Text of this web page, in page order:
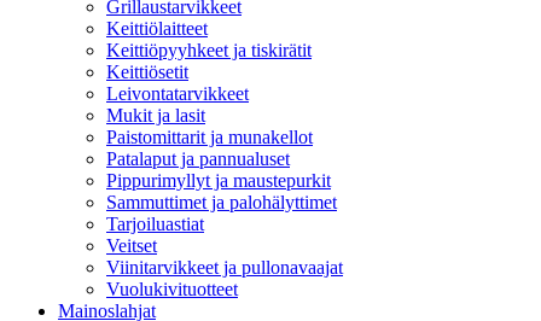
Grillaustarvikkeet
Keittiölaitteet
Keittiöpyyhkeet ja tiskirätit
Keittiösetit
Leivontatarvikkeet
Mukit ja lasit
Paistomittarit ja munakellot
Patalaput ja pannualuset
Pippurimyllyt ja maustepurkit
Sammuttimet ja palohälyttimet
Tarjoiluastiat
Veitset
Viinitarvikkeet ja pullonavaajat
Vuolukivituotteet
Mainoslahjat